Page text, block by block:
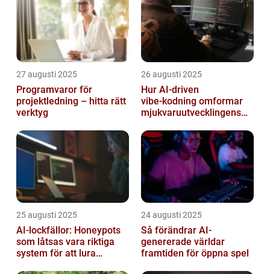
27 augusti 2025
Programvaror för
projektledning – hitta rätt
verktyg
26 augusti 2025
Hur AI‑driven
vibe‑kodning omformar
mjukvaruutvecklingens
25 augusti 2025
AI-lockfällor: Honeypots
som låtsas vara riktiga
system för att lura
24 augusti 2025
Så förändrar AI-
genererade världar
framtiden för öppna spel